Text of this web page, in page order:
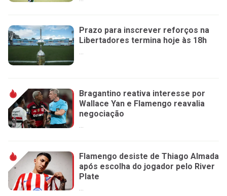
Prazo para inscrever reforços na
Libertadores termina hoje às 18h
...
Bragantino reativa interesse por
Wallace Yan e Flamengo reavalia
negociação
...
Flamengo desiste de Thiago Almada
após escolha do jogador pelo River
Plate
...